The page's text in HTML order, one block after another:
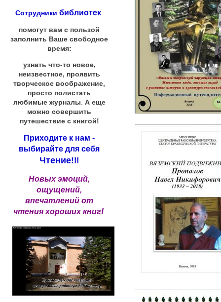
Сотрудники библиотек
помогут вам с пользой
заполнить Ваше свободное
время:
узнать что-то новое,
неизвестное, проявить
творческое воображение,
просто полистать
любимые журналы А еще
можно совершить
путешествие с книгой!
Приходите к нам -
выбирайте для себя
Чтение!!!
Новых эмоций,
ощущений,
впечатлений от
чтения хороших книг!